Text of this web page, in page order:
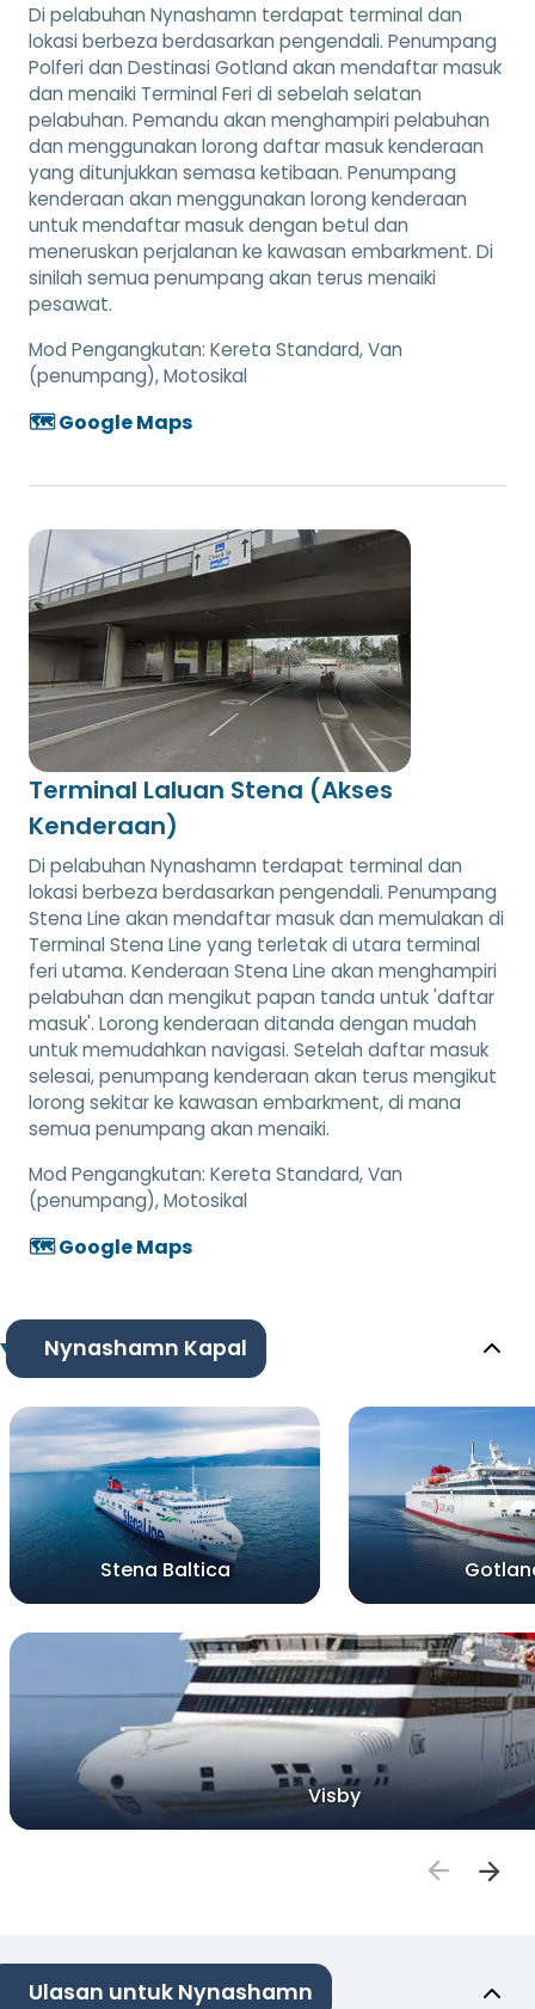
Di pelabuhan Nynashamn terdapat terminal dan
lokasi berbeza berdasarkan pengendali. Penumpang
Polferi dan Destinasi Gotland akan mendaftar masuk
dan menaiki Terminal Feri di sebelah selatan
pelabuhan. Pemandu akan menghampiri pelabuhan
dan menggunakan lorong daftar masuk kenderaan
yang ditunjukkan semasa ketibaan. Penumpang
kenderaan akan menggunakan lorong kenderaan
untuk mendaftar masuk dengan betul dan
meneruskan perjalanan ke kawasan embarkment. Di
sinilah semua penumpang akan terus menaiki
pesawat.
Mod Pengangkutan: Kereta Standard, Van
(penumpang), Motosikal
🗺️ Google Maps
Terminal Laluan Stena (Akses
Kenderaan)
Di pelabuhan Nynashamn terdapat terminal dan
lokasi berbeza berdasarkan pengendali. Penumpang
Stena Line akan mendaftar masuk dan memulakan di
Terminal Stena Line yang terletak di utara terminal
feri utama. Kenderaan Stena Line akan menghampiri
pelabuhan dan mengikut papan tanda untuk 'daftar
masuk'. Lorong kenderaan ditanda dengan mudah
untuk memudahkan navigasi. Setelah daftar masuk
selesai, penumpang kenderaan akan terus mengikut
lorong sekitar ke kawasan embarkment, di mana
semua penumpang akan menaiki.
Mod Pengangkutan: Kereta Standard, Van
(penumpang), Motosikal
🗺️ Google Maps
Nynashamn Kapal
Stena Baltica
Visby
Ulasan untuk Nynashamn